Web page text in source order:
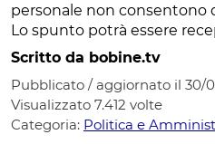
personale non consentono
Lo spunto potrà essere
Scritto da bobine.tv
Pubblicato / aggiornato il 30/
Visualizzato 7.412 volte
Categoria: Politica e